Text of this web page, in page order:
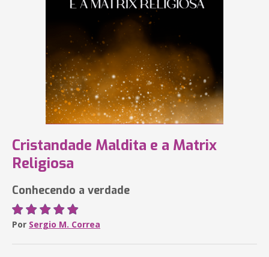
Cristandade Maldita e a Matrix
Religiosa
Conhecendo a verdade
Por Sergio M. Correa